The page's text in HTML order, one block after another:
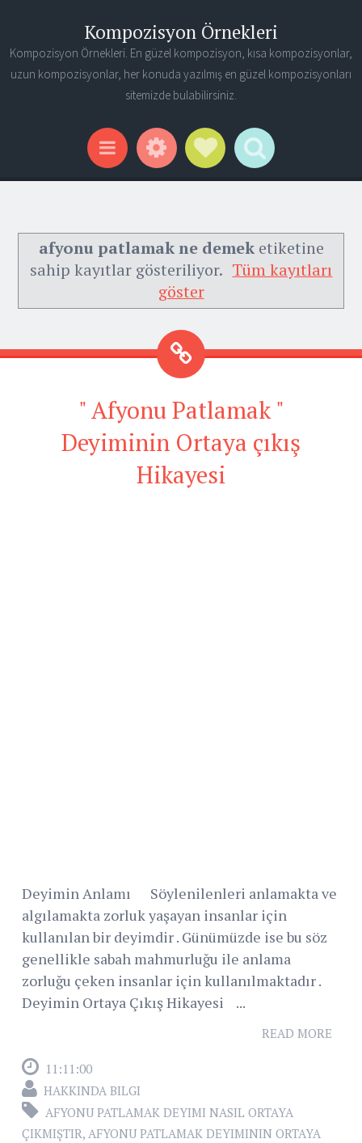
Kompozisyon Örnekleri
Kompozisyon Örnekleri. En güzel kompozisyon, kısa kompozisyonlar,
uzun kompozisyonlar, her konuda yazılmış en güzel kompozisyonları
sitemizde bulabilirsiniz.
Menu WidgetsSocial Links
Search
afyonu patlamak ne demeketiketine
sahip kayıtlar gösteriliyor. Tüm kayıtları
göster
" Afyonu Patlamak "
Deyiminin Ortaya çıkış
Hikayesi
Deyimin Anlamı Söylenilenleri anlamakta ve
algılamakta zorluk yaşayan insanlar için
kullanılan bir deyimdir . Günümüzde ise bu söz
genellikle sabah mahmurluğu ile anlama
zorluğu çeken insanlar için kullanılmaktadır .
Deyimin Ortaya Çıkış Hikayesi ...
READ MORE
11:11:00
HAKKINDA BILGI
AFYONU PATLAMAK DEYIMI NASIL ORTAYA
ÇIKMIŞTIR, AFYONU PATLAMAK DEYIMININ ORTAYA